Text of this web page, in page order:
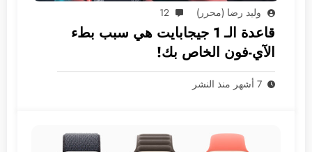
وليد رضا (محرر) 12
قاعدة الـ 1 جيجابايت هي سبب بطء
الآي-فون الخاص بك!
7 أشهر منذ النشر